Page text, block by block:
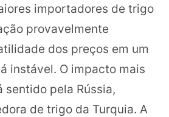
importadores de trigo
provavelmente
dos preços em um
instável. O impacto mais
pela Rússia,
de trigo da Turquia. A